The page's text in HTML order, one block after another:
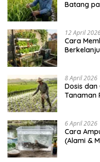
Batang
12 April
Cara
8 April 2026
Dosis dan
Tanaman
6 April 2026
Cara
(Alami &